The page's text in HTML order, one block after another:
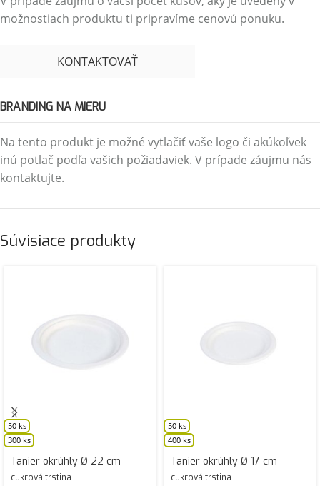
možnostiach produktu ti pripravíme cenovú ponuku.
KONTAKTOVAŤ
BRANDING NA MIERU
Na tento produkt je možné vytlačiť vaše logo či akúkoľvek
inú potlač podľa vašich požiadaviek. V prípade záujmu nás
kontaktujte.
Súvisiace produkty
50 ks
300 ks
Tanier okrúhly Ø 22 cm
cukrová trstina
50 ks
400 ks
Tanier okrúhly Ø 17 cm
cukrová trstina